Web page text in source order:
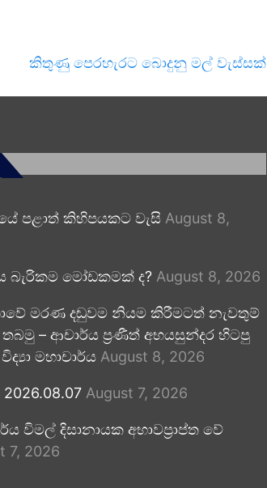
කිතුණු පෙරහැරට බොදුනු මල් වැස්සක්
පළාත් කිහිපයකට වැසි August 8,
බැරිකම මෝඩකමක් ද? August 8, 2026
මරණ දඬුවම නියම කිරීමටත් නැවතුම්
– ආචාර්ය ප්‍රණීත් අභයසුන්දර හිටපු
මහාචාර්ය August 8, 2026
August 7, 2026
විමල් දිසානායක අභාවප්‍රාප්ත වේ
7, 2026